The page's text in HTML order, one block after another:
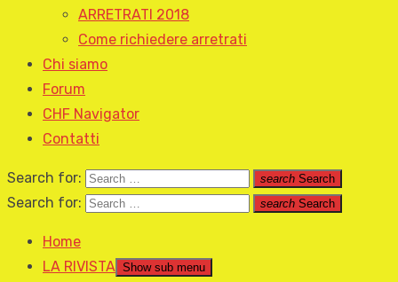
ARRETRATI 2018
Come richiedere arretrati
Chi siamo
Forum
CHF Navigator
Contatti
Search for: search Search
Search for: search Search
Home
LA RIVISTA Show sub menu